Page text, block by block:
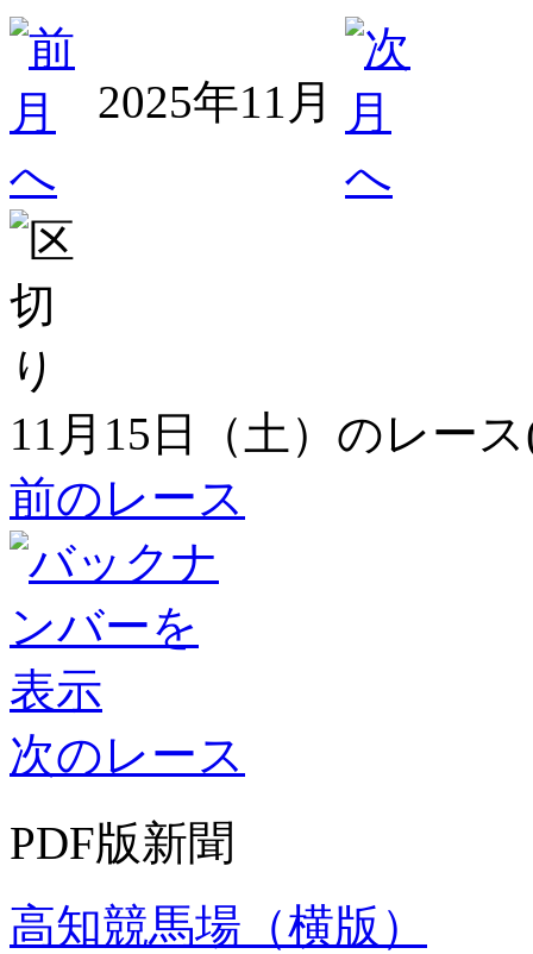
2025年11月
11月15日（土）のレー
前のレース
次のレース
PDF版新聞
高知競馬場（横版）